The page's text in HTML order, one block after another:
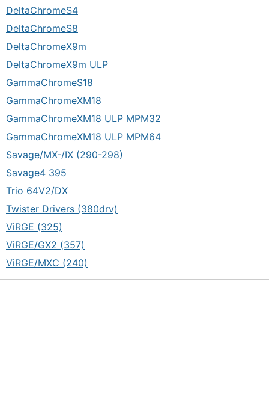
DeltaChromeS4
DeltaChromeS8
DeltaChromeX9m
DeltaChromeX9m ULP
GammaChromeS18
GammaChromeXM18
GammaChromeXM18 ULP MPM32
GammaChromeXM18 ULP MPM64
Savage/MX-/IX (290-298)
Savage4 395
Trio 64V2/DX
Twister Drivers (380drv)
ViRGE (325)
ViRGE/GX2 (357)
ViRGE/MXC (240)